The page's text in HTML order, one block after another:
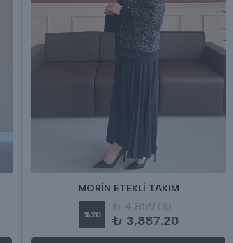
MORİN ETEKLİ TAKIM
%20
₺ 4,859.00
₺ 3,887.20